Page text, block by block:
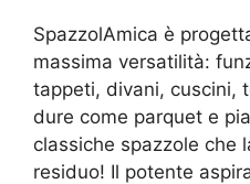
SpazzolAmica è
massima versatilità:
tappeti, divani, cuscini,
dure come parquet e
classiche spazzole che
residuo! Il potente